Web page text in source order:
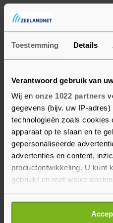
Toestemming Details
Verantwoord gebruik van
Wij en onze 1022 partners
gegevens (bijv. uw IP-adres)
technologieën zoals cookies
apparaat op te slaan en te
gepersonaliseerde
advertenties en content,
productontwikkeling. U kunt
gebruikt en met welke
Als u het toestaat, willen we
Informatie
blokkades,
toe te staan in en om de
Ook geeft het college
onze eigen mensen
overlegstructuren" over
externe organisaties".
deze gesprekken
geïntensiveerd. Volgens
universiteit gaat het in
kaders van alle
over hoe om te gaan
oorlogssituatie".
Een van de eisen van de
die sinds vorige week
gebouwen hebben